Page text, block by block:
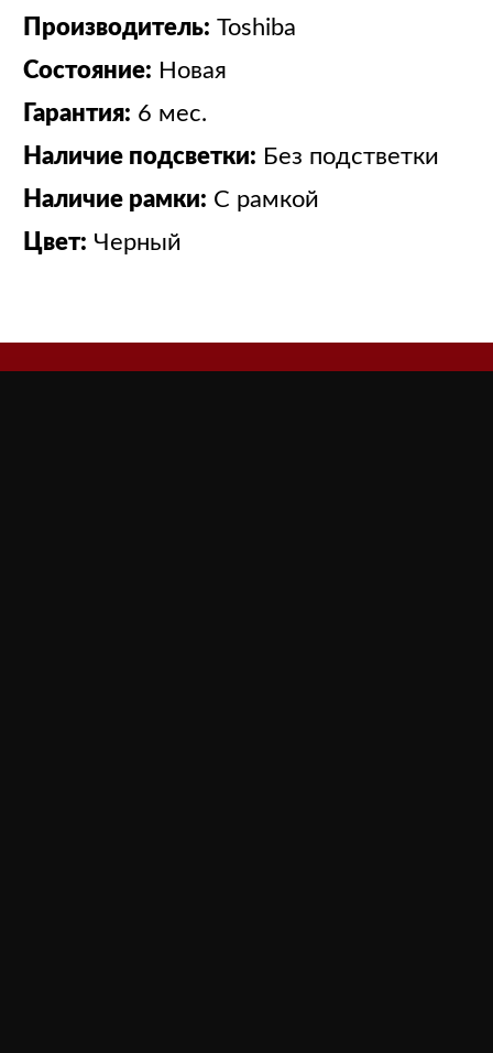
Производитель: Toshiba
Состояние: Новая
Гарантия: 6 мес.
Наличие подсветки: Без подстветки
Наличие рамки: С рамкой
Цвет: Черный